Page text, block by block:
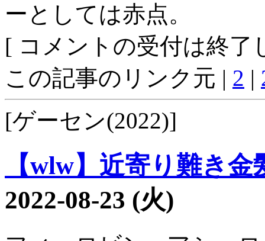
ーとしては赤点。
[ コメントの受付は終了
この記事のリンク元 | 2 |
[ゲーセン(2022)]
【wlw】近寄り難き
2022-08-23 (火)